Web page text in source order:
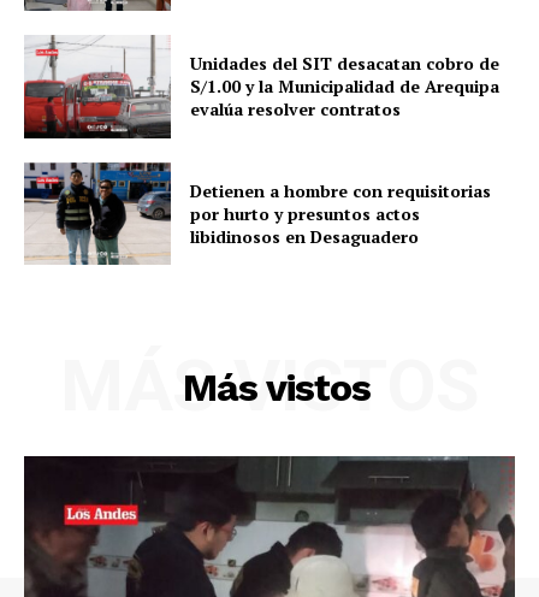
Diario los Andes
Nosotros
Contacto
Unidades del SIT desacatan cobro de
S/1.00 y la Municipalidad de Arequipa
evalúa resolver contratos
Detienen a hombre con requisitorias
por hurto y presuntos actos
libidinosos en Desaguadero
Más vistos
MÁS VISTOS